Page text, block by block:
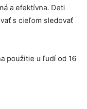
a efektívna. Deti
s cieľom sledovať
použitie u ľudí od 16